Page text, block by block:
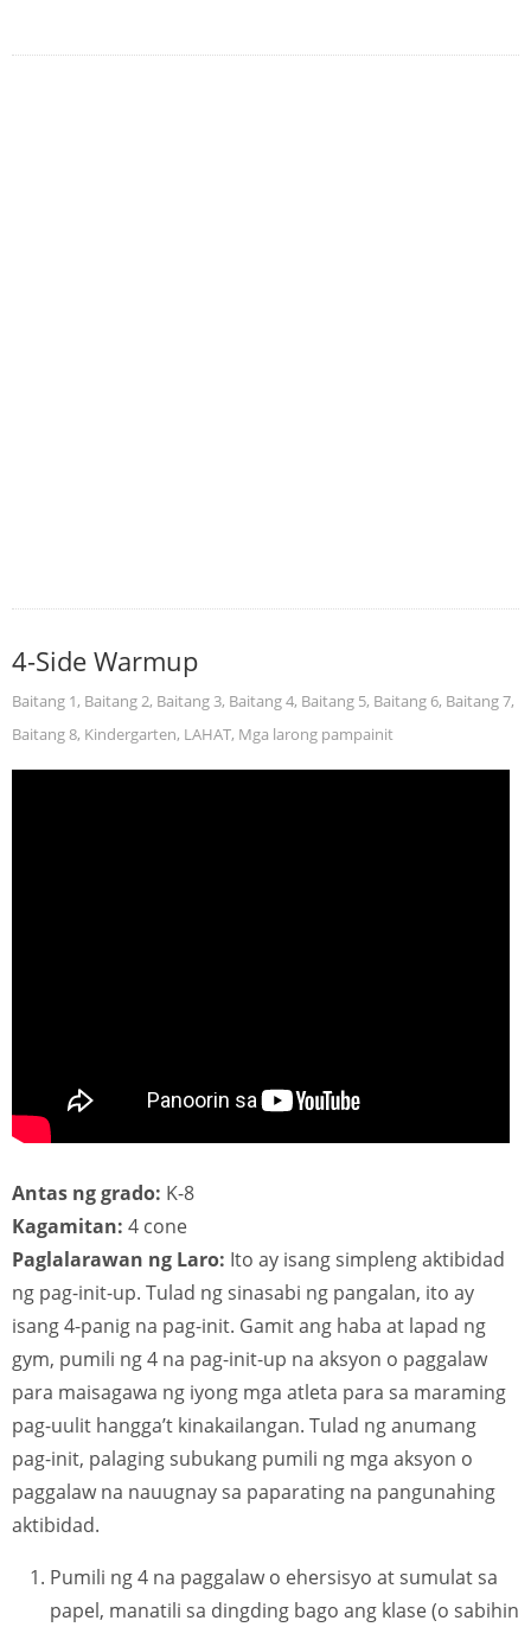
4-Side Warmup
Baitang 1, Baitang 2, Baitang 3, Baitang 4, Baitang 5, Baitang 6, Baitang 7,
Baitang 8, Kindergarten, LAHAT, Mga larong pampainit
Antas ng grado: K-8
Kagamitan: 4 cone
Paglalarawan ng Laro: Ito ay isang simpleng aktibidad
ng pag-init-up. Tulad ng sinasabi ng pangalan, ito ay
isang 4-panig na pag-init. Gamit ang haba at lapad ng
gym, pumili ng 4 na pag-init-up na aksyon o paggalaw
para maisagawa ng iyong mga atleta para sa maraming
pag-uulit hangga’t kinakailangan. Tulad ng anumang
pag-init, palaging subukang pumili ng mga aksyon o
paggalaw na nauugnay sa paparating na pangunahing
aktibidad.
Pumili ng 4 na paggalaw o ehersisyo at sumulat sa
papel, manatili sa dingding bago ang klase (o sabihin